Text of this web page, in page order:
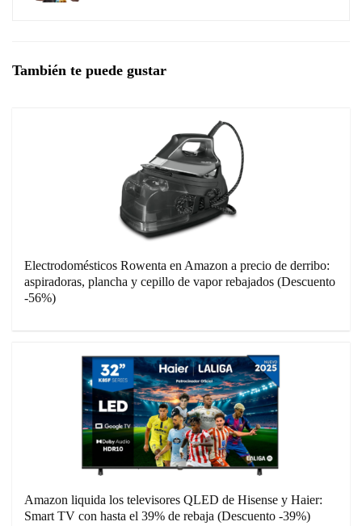
También te puede gustar
Electrodomésticos Rowenta en Amazon a precio de derribo:
aspiradoras, plancha y cepillo de vapor rebajados (Descuento
-56%)
Amazon liquida los televisores QLED de Hisense y Haier:
Smart TV con hasta el 39% de rebaja (Descuento -39%)